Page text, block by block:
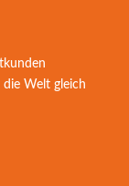
Welt gleich